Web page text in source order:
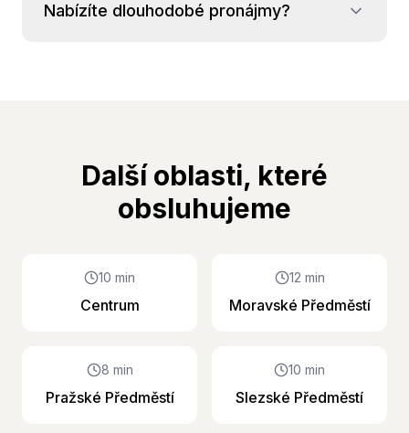
Nabízíte dlouhodobé pronájmy?
Další oblasti, které
obsluhujeme
10 min
Centrum
12 min
Moravské Předměstí
8 min
Pražské Předměstí
10 min
Slezské Předměstí